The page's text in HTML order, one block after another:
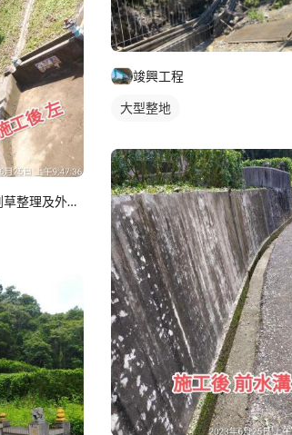
墓園保養樹木修剪割草整理及外牆清潔
竣興工程
大型整地